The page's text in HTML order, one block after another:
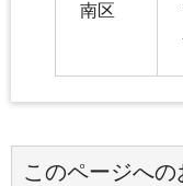
南区
このページへの